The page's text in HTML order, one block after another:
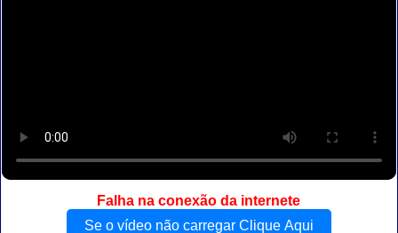
Falha na conexão da internete
Se o vídeo não carregar Clique Aqui